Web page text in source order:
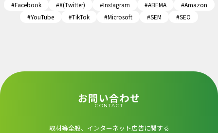
#Facebook
#X(Twitter) #Instagram #ABEMA
#Amazon
#YouTube
#TikTok #Microsoft #SEM #SEO
お問い合わせ
CONTACT
取材等全般、インターネット広告に関する